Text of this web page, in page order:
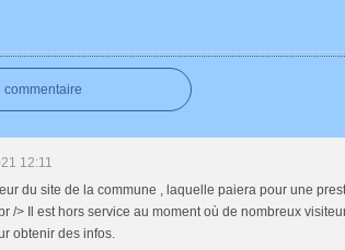
commentaire
12:11
du site de la commune , laquelle paiera pour une
/> Il est hors service au moment où de nombreux
obtenir des infos.